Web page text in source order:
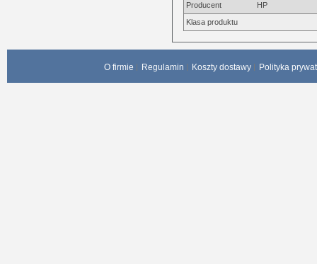
Producent
HP
Klasa produktu
O firmie Regulamin Koszty dostawy Polityka